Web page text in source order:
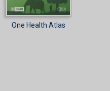
One Health Atlas